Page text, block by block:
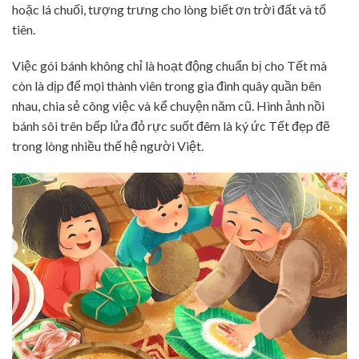
hoặc lá chuối, tượng trưng cho lòng biết ơn trời đất và tổ
tiên.
Việc gói bánh không chỉ là hoạt động chuẩn bị cho Tết mà
còn là dịp để mọi thành viên trong gia đình quây quần bên
nhau, chia sẻ công việc và kể chuyện năm cũ. Hình ảnh nồi
bánh sôi trên bếp lửa đỏ rực suốt đêm là ký ức Tết đẹp đẽ
trong lòng nhiều thế hệ người Việt.